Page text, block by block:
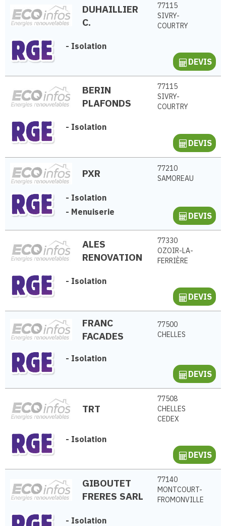
DUHAILLIER
C.
77115
SIVRY-
COURTRY
- Isolation
DEVIS
BERIN
PLAFONDS
77115
SIVRY-
COURTRY
- Isolation
DEVIS
PXR
77210
SAMOREAU
- Isolation
- Menuiserie DEVIS
ALES
RENOVATION
77330
OZOIR-LA-
FERRIÈRE
- Isolation
DEVIS
FRANC
FACADES
77500
CHELLES
- Isolation
DEVIS
TRT
77508
CHELLES
CEDEX
- Isolation
DEVIS
GIBOUTET
FRERES SARL
77140
MONTCOURT-
FROMONVILLE
- Isolation